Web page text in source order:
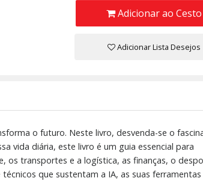
Adicionar ao Cesto
Adicionar Lista Desejos
o futuro. Neste livro, desvenda-se o
vida diária, este livro é um guia essencial para
os transportes e a logística, as finanças, o
que sustentam a IA, as suas ferramentas